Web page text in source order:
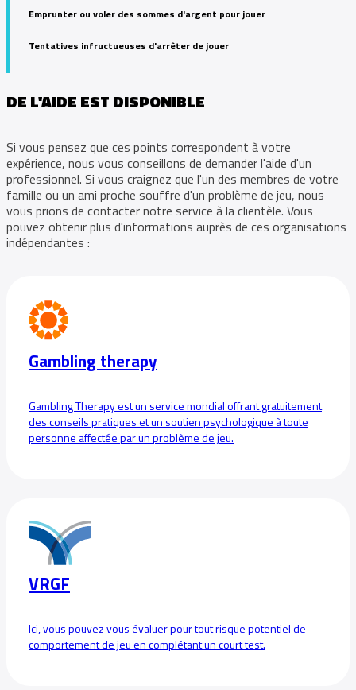
Emprunter ou voler des sommes d'argent pour jouer
Tentatives infructueuses d'arrêter de jouer
DE L'AIDE EST DISPONIBLE
Si vous pensez que ces points correspondent à votre
expérience, nous vous conseillons de demander l'aide d'un
professionnel. Si vous craignez que l'un des membres de votre
famille ou un ami proche souffre d'un problème de jeu, nous
vous prions de contacter notre service à la clientèle. Vous
pouvez obtenir plus d'informations auprès de ces organisations
indépendantes :
Gambling therapy
Gambling Therapy est un service mondial offrant gratuitement
des conseils pratiques et un soutien psychologique à toute
personne affectée par un problème de jeu.
VRGF
Ici, vous pouvez vous évaluer pour tout risque potentiel de
comportement de jeu en complétant un court test.